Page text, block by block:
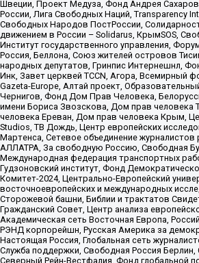
Швеции, Проект Медуза, Фонд Андрея
России, Лига Свободных Наций, Transparеncy
Свободных Народов ПостРоссии,
движением в России – Solidarus, КрымSOS,
Институт государственного управления,
Россия, Беллона, Союз жителей островов
народных депутатов, Гринпис Интернешнл,
Инк, Завет церквей TCCN, Агора, Всемирный
Gazeta-Europe, Алтай проект,
Чернигов, Фонд Дом Прав Человека,
имени Бориса Звозскова, Дом прав человека
человека Ереван, Дом прав человека Крым,
Studios, ТВ Дождь, Центр европейских
Мартенса, Сетевое объединение журналистов
АЛЛАТРА, За свободную Россию, Свободная
Международная федерация транспортных
Гудзоновский институт, Фонд
Комитет-2024, Центрально-Европейский
восточноевропейских и международных
Сторожевой башни, Библии и трактатов
Гражданский Совет, Центр анализа
Академическая сеть Восточная Европа,
РЭНД корпорейшн, Русская Америка за
Настоящая Россия, Глобальная сеть
Служба поддержки, Свободная Россия Берлин,
Северный Рейн-Вестфалия, Фонд глобальной